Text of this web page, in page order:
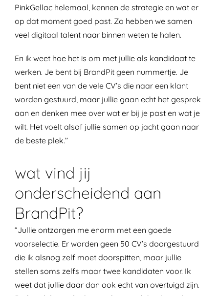
PinkGellac helemaal, kennen de strategie en wat er
op dat moment goed past. Zo hebben we samen
veel digitaal talent naar binnen weten te halen.
En ik weet hoe het is om met jullie als kandidaat te
werken. Je bent bij BrandPit geen nummertje. Je
bent niet een van de vele CV’s die naar een klant
worden gestuurd, maar jullie gaan echt het gesprek
aan en denken mee over wat er bij je past en wat je
wilt. Het voelt alsof jullie samen op jacht gaan naar
de beste plek.’’
wat vind jij
onderscheidend aan
BrandPit?
“Jullie ontzorgen me enorm met een goede
voorselectie. Er worden geen 50 CV’s doorgestuurd
die ik alsnog zelf moet doorspitten, maar jullie
stellen soms zelfs maar twee kandidaten voor. Ik
weet dat jullie daar dan ook echt van overtuigd zijn.